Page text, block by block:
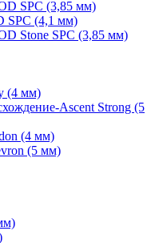
SPC (3,85 мм)
SPC (4,1 мм)
Stone SPC (3,85 мм)
(4 мм)
Ascent Strong (5
(4 мм)
(5 мм)